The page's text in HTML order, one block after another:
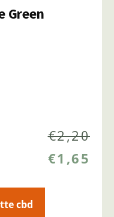
Green
€2,20
€1,65
cbd